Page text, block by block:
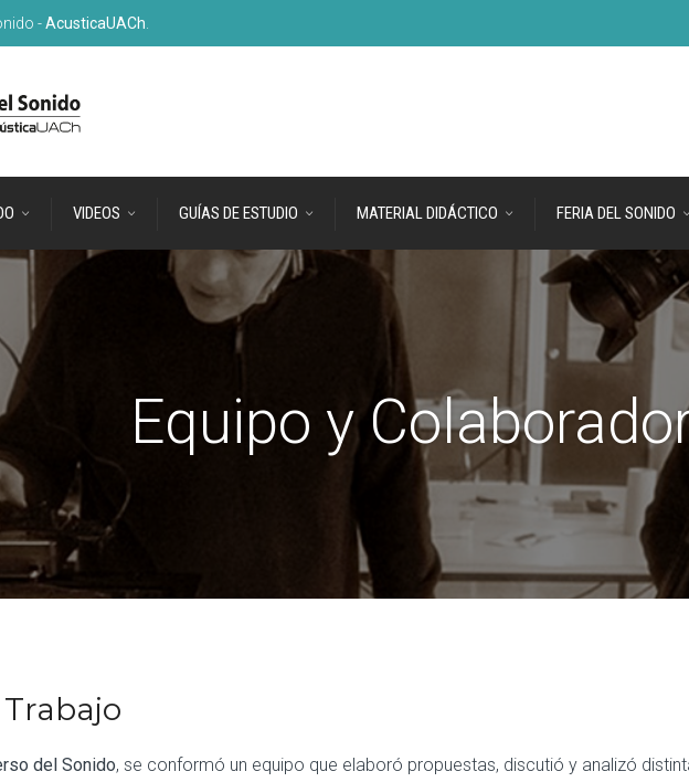
-AcusticaUACh
VIDEOS GUÍAS DE ESTUDIO MATERIAL DIDÁCTICO FERIA DEL SONIDO
Equipo y
del Sonido, se conformó un equipo que elaboró propuestas, discutió y analizó